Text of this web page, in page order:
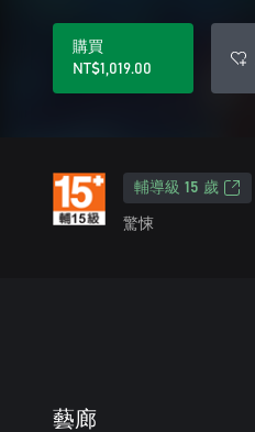
購買
NT$1,019.00
輔導級 15 歲
驚悚
藝廊